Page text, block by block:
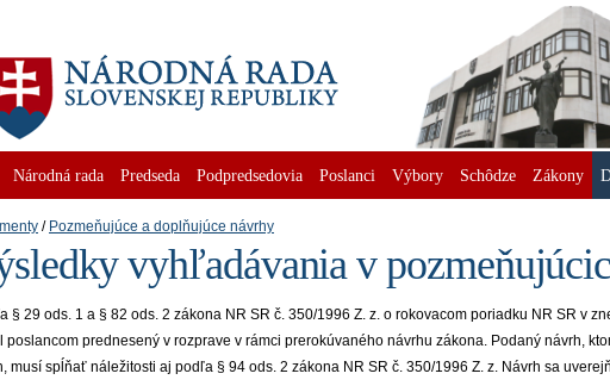
Národná rada Predseda Podpredsedovia Poslanci Výbory Schôdze Zákony
Pozmeňujúce a doplňujúce návrhy
vyhľadávania v
§ 29 ods. 1 a § 82 ods. 2 zákona NR SR č. 350/1996 Z. z. o rokovacom poriadku NR SR v
poslancom prednesený v rozprave v rámci prerokúvaného návrhu zákona. Podaný návrh,
musí spĺňať náležitosti aj podľa § 94 ods. 2 zákona NR SR č. 350/1996 Z. z. Návrh sa